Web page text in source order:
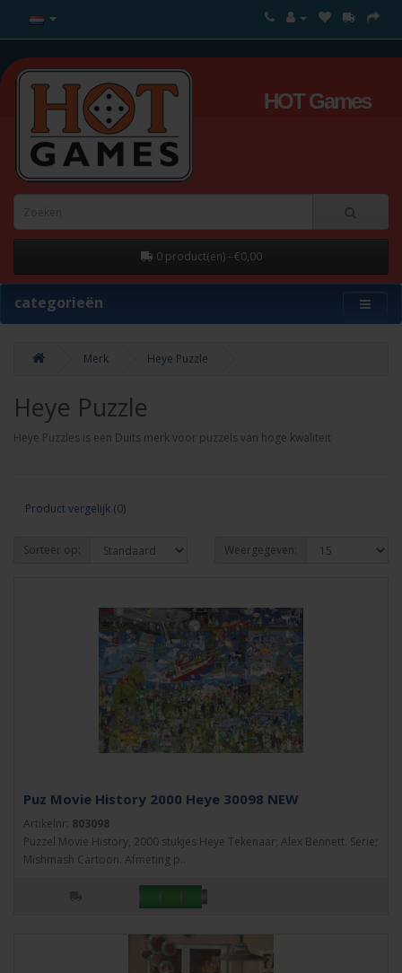
HOT Games
0 product(en) - €0,00
categorieën
Merk Heye Puzzle
Heye Puzzle
Heye Puzzles is een Duits merk voor puzzels van hoge kwaliteit
Product vergelijk (0)
Sorteer op: Weergegeven:
Puz Movie History 2000 Heye 30098 NEW
Artikelnr: 803098
Puzzel Movie History, 2000 stukjes Heye Tekenaar; Alex Bennett. Serie;
Mishmash Cartoon. Afmeting p..